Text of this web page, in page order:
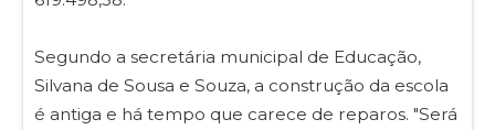
Segundo a secretária municipal de Educação,
Silvana de Sousa e Souza, a construção da escola
é antiga e há tempo que carece de reparos. "Será